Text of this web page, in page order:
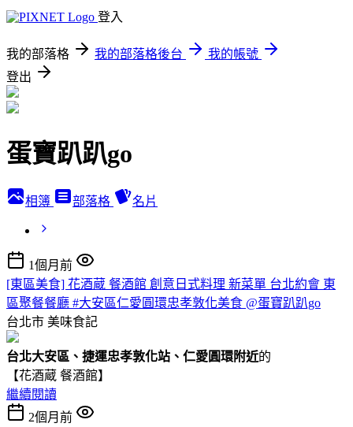
登入
我的部落格 我的部落格後台
我的帳號
登出
蛋寶趴趴go
相簿 部落格 名片
1個月前
[東區美食] 花酒蔵 餐酒館 創意日式料理 新菜單 台北約會 東
區聚餐餐廳 #大安區仁愛圓環忠孝敦化美食 @蛋寶趴趴go
台北市 美味食記
台北大安區、捷運忠孝敦化站、仁愛圓環附近的
【花酒蔵 餐酒館】
繼續閱讀
2個月前